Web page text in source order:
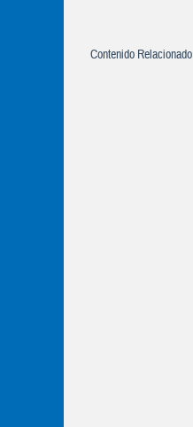
Contenido Relacionado